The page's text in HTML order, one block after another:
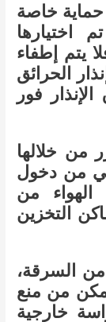
خاصة
اختيارها
يتم إطفاء
الحرائق
فور
من خلالها
من دخول
الهواء من
التخزين
من السرقة،
من منع
خارجية